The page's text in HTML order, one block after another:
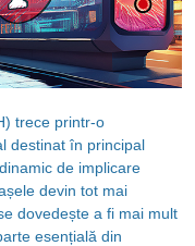
trece printr-o
destinat în principal
de implicare
devin tot mai
dovedește a fi mai mult
esențială din